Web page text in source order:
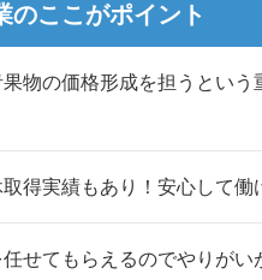
届ける食品卸の会社です。
わっています。
のここがポイント
物の価格形成を担うとい
得実績もあり！安心して働
せてもらえるのでやりが